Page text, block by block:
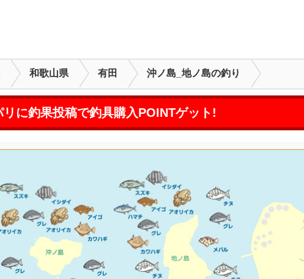
和歌山県 有田 沖ノ島_地ノ島の釣り
リに釣果投稿で釣具購入POINTゲット!